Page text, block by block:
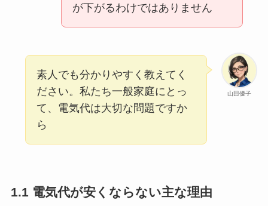
が下がるわけではありません
山田優子
素人でも分かりやすく教えてく
ださい。私たち一般家庭にとっ
て、電気代は大切な問題ですか
ら
1.1 電気代が安くならない主な理由